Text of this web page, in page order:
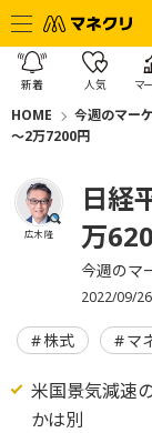
新着 人気 マ
HOME 今週のマー
～2万7200円
広木 隆
日経
万
今週のマ
2022/09/26
株式 マ
米国景気減速
かは別